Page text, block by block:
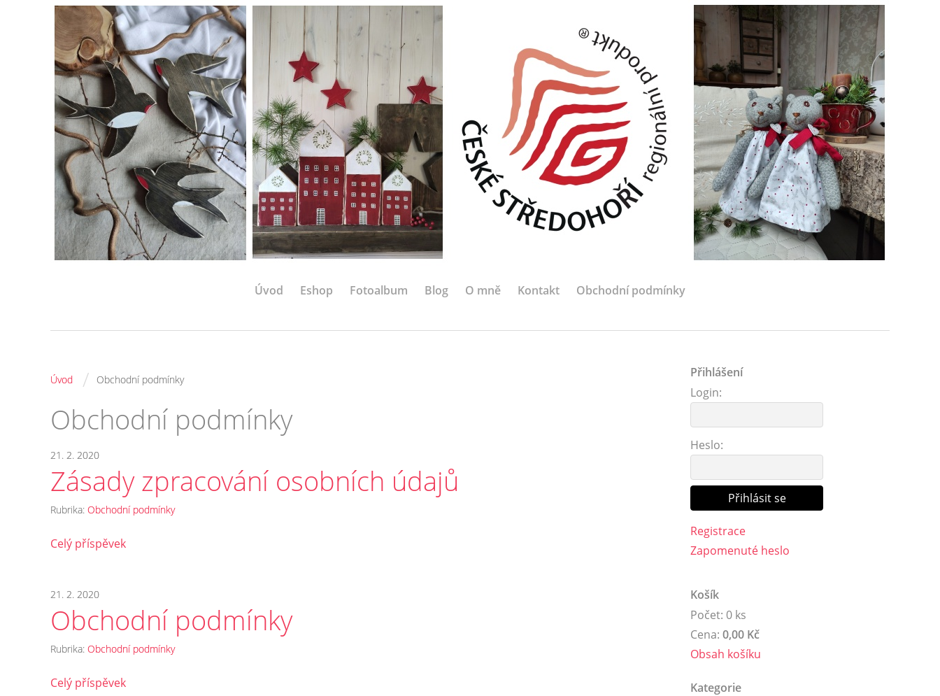
Úvod Eshop Fotoalbum Blog O mně Kontakt Obchodní podmínky
Úvod / Obchodní podmínky
Obchodní podmínky
21. 2. 2020
Zásady zpracování osobních údajů
Rubrika: Obchodní podmínky
Celý příspěvek
21. 2. 2020
Obchodní podmínky
Rubrika: Obchodní podmínky
Celý příspěvek
Přihlášení
Login:
Heslo:
Registrace
Zapomenuté heslo
Košík
Počet: 0 ks
Cena: 0,00 Kč
Obsah košíku
Kategorie